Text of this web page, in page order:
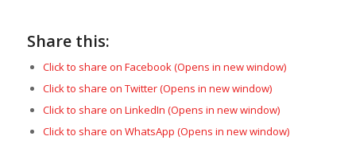
Share this:
Click to share on Facebook (Opens in new window)
Click to share on Twitter (Opens in new window)
Click to share on LinkedIn (Opens in new window)
Click to share on WhatsApp (Opens in new window)